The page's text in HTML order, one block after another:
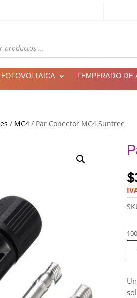
TEMPERADO DE
/ MC4 / Par Conector MC4 Suntree
$